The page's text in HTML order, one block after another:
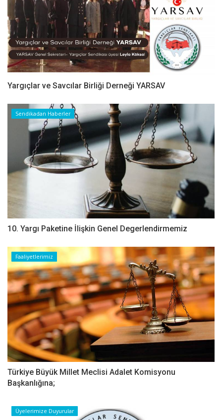
Yargıçlar ve Savcılar Birliği Derneği YARSAV
Sendikadan Haberler
10. Yargı Paketine İlişkin Genel Degerlendirmemiz
Faaliyetlerimiz
Türkiye Büyük Millet Meclisi Adalet Komisyonu
Başkanlığına;
Üyelerimize Duyurular